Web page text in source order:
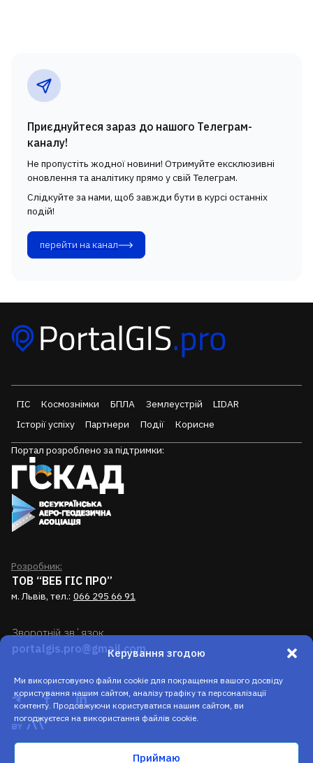
Керування згодою
Ми використовуємо файли cookie для покращення вашого досвіду
користування нашим сайтом, аналізу трафіку та персоналізації
контенту. Продовжуючи користуватися нашим сайтом, ви
погоджуєтеся на використання файлів cookie.
Приймаю
Приєднуйтеся зараз до нашого Телеграм-
каналу!
Не пропустіть жодної новини! Отримуйте ексклюзивні
оновлення та аналітику прямо у свій Телеграм.
Слідкуйте за нами, щоб завжди бути в курсі останніх
подій!
перейти на канал
ГІС Космознімки БПЛА Землеустрій
LIDAR
Історії успіху
Партнери Події Корисне
Портал розроблено за підтримки:
Розробник:
ТОВ “ВЕБ ГІС ПРО”
м. Львів, тел.: 066 295 66 91
Зворотній звʼязок
portalgis.pro@gmail.com